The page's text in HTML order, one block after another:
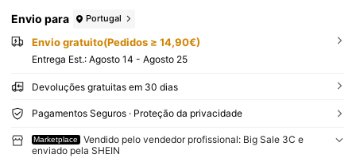
Envio para Portugal
Envio gratuito(Pedidos ≥ 14,90€)
Entrega Est.: Agosto 14 - Agosto 25
Devoluções gratuitas em 30 dias
Pagamentos Seguros · Proteção da privacidade
Marketplace
Vendido pelo vendedor profissional: Big Sale 3C e
enviado pela SHEIN